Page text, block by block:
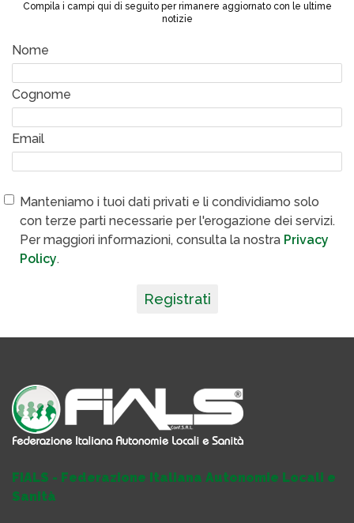
Compila i campi qui di seguito per rimanere aggiornato con le ultime
notizie
Nome
Cognome
Email
Manteniamo i tuoi dati privati e li condividiamo solo
con terze parti necessarie per l'erogazione dei servizi.
Per maggiori informazioni, consulta la nostra Privacy
Policy.
Registrati
FIALS - Federazione Italiana Autonomie Locali e
Sanità